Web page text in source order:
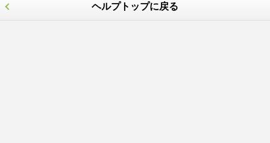
感想の削除は、感想・レビューの項目内を削除し、「更
ヘルプトップに戻る